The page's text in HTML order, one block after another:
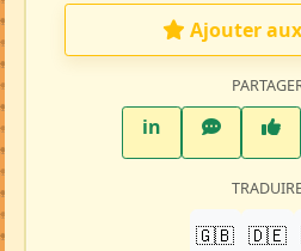
Ajouter
inLinkedIn
🇬🇧 🇩🇪